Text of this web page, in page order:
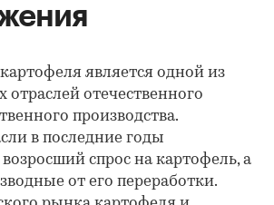
является одной из
отраслей отечественного
производства.
в последние годы
возросший спрос на картофель, а
от его переработки.